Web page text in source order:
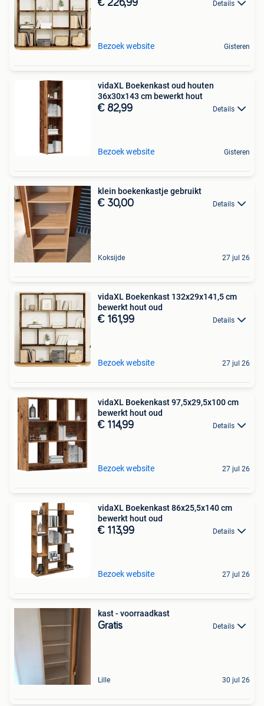
€ 226,99 Details
Bezoek website Gisteren
vidaXL Boekenkast oud houten
36x30x143 cm bewerkt hout
€ 82,99 Details
Bezoek website Gisteren
klein boekenkastje gebruikt
€ 30,00 Details
Koksijde 27 jul 26
vidaXL Boekenkast 132x29x141,5 cm
bewerkt hout oud
€ 161,99 Details
Bezoek website 27 jul 26
vidaXL Boekenkast 97,5x29,5x100 cm
bewerkt hout oud
€ 114,99 Details
Bezoek website 27 jul 26
vidaXL Boekenkast 86x25,5x140 cm
bewerkt hout oud
€ 113,99 Details
Bezoek website 27 jul 26
kast - voorraadkast
Gratis Details
Lille 30 jul 26